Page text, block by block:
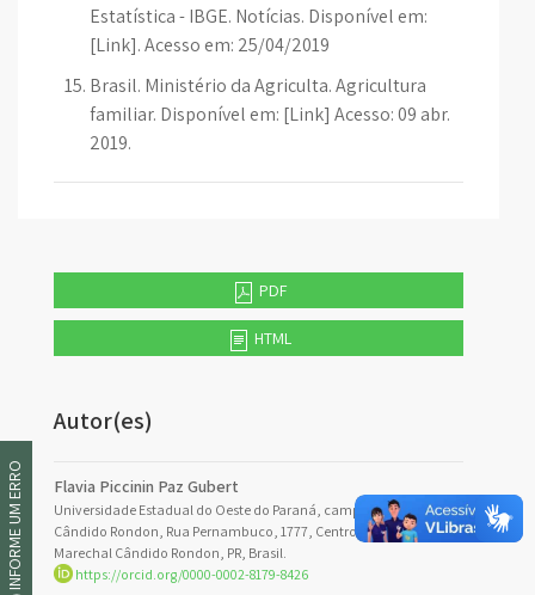
Estatística - IBGE. Notícias. Disponível em:
[Link]. Acesso em: 25/04/2019
Brasil. Ministério da Agriculta. Agricultura
familiar. Disponível em: [Link] Acesso: 09 abr.
2019.
PDF
HTML
Autor(es)
Flavia Piccinin Paz Gubert
Universidade Estadual do Oeste do Paraná, campus de Marechal
Cândido Rondon, Rua Pernambuco, 1777, Centro, CEP 85960-000,
Marechal Cândido Rondon, PR, Brasil.
https://orcid.org/0000-0002-8179-8426
INFORME UM ERRO